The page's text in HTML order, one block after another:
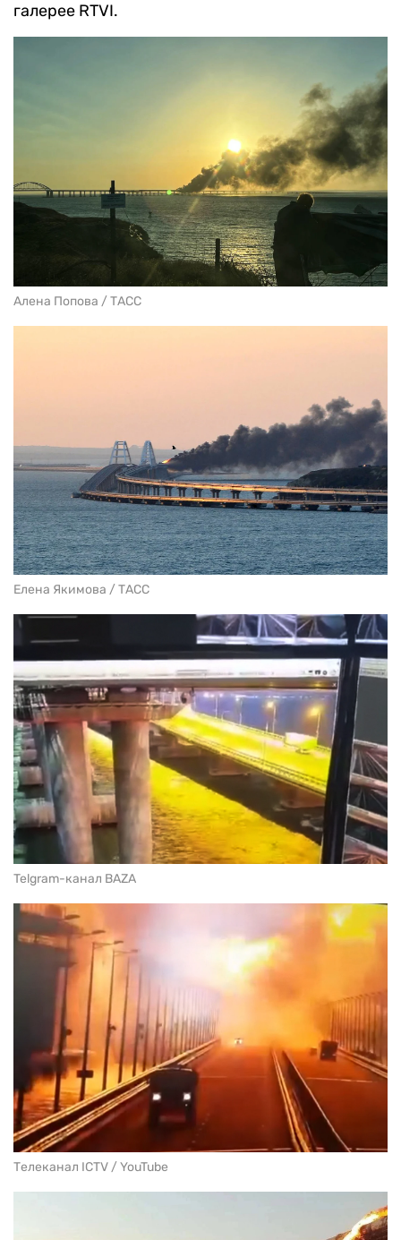
галерее RTVI.
Алена Попова / ТАСС
Елена Якимова / ТАСС
Telgram-канал BAZA
Телеканал ICTV / YouTube